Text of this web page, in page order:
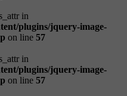
in
plugins/jquery-image-
on line 57
in
plugins/jquery-image-
on line 57